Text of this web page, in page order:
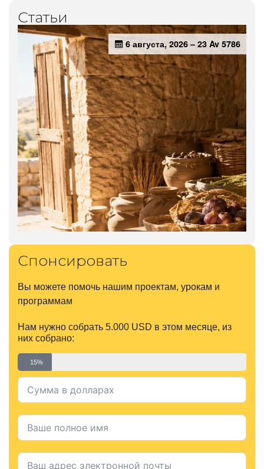
Статьи
Спонсировать
Вы можете помочь нашим проектам, урокам и
программам
Нам нужно собрать 5.000 USD в этом месяце, из
них собрано:
15%